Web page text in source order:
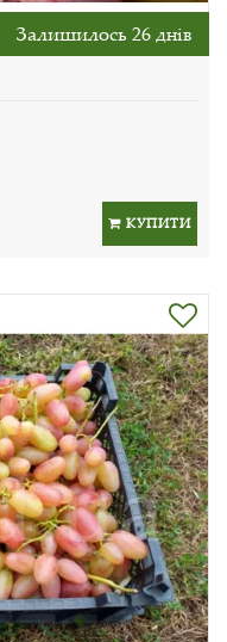
Залишилось 26 днів
КУПИТИ